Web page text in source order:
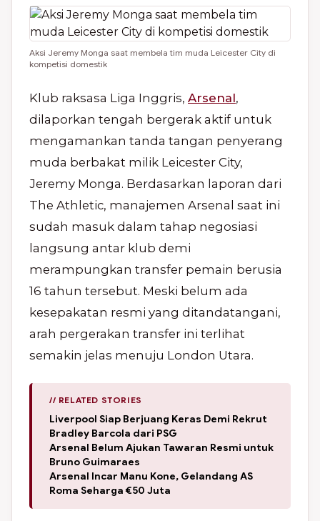
Aksi Jeremy Monga saat membela tim muda Leicester City di
kompetisi domestik
Klub raksasa Liga Inggris, Arsenal,
dilaporkan tengah bergerak aktif untuk
mengamankan tanda tangan penyerang
muda berbakat milik Leicester City,
Jeremy Monga. Berdasarkan laporan dari
The Athletic, manajemen Arsenal saat ini
sudah masuk dalam tahap negosiasi
langsung antar klub demi
merampungkan transfer pemain berusia
16 tahun tersebut. Meski belum ada
kesepakatan resmi yang ditandatangani,
arah pergerakan transfer ini terlihat
semakin jelas menuju London Utara.
// RELATED STORIES
Liverpool Siap Berjuang Keras Demi Rekrut
Bradley Barcola dari PSG
Arsenal Belum Ajukan Tawaran Resmi untuk
Bruno Guimaraes
Arsenal Incar Manu Kone, Gelandang AS
Roma Seharga €50 Juta